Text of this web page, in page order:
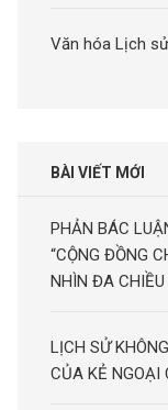
Văn hóa Lịch
BÀI VIẾT MỚI
PHẢN BÁC
“CỘNG ĐỒNG
NHÌN ĐA
LỊCH SỬ
CỦA KẺ NGOẠI